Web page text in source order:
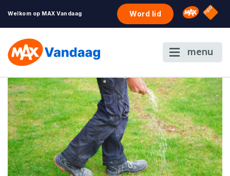
Welkom op MAX Vandaag Word lid Omroep
NPO
menu